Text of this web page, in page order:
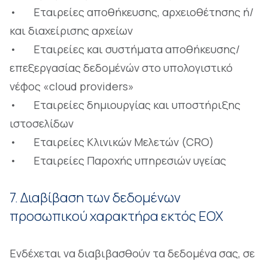
• Εταιρείες αποθήκευσης, αρχειοθέτησης ή/
και διαχείρισης αρχείων
• Εταιρείες και συστήματα αποθήκευσης/
επεξεργασίας δεδομένών στο υπολογιστικό
νέφος «cloud providers»
• Εταιρείες δημιουργίας και υποστήριξης
ιστοσελίδων
• Εταιρείες Κλινικών Μελετών (CRO)
• Εταιρείες Παροχής υπηρεσιών υγείας
7. Διαβίβαση των δεδομένων
προσωπικού χαρακτήρα εκτός ΕΟΧ
Ενδέχεται να διαβιβασθούν τα δεδομένα σας, σε